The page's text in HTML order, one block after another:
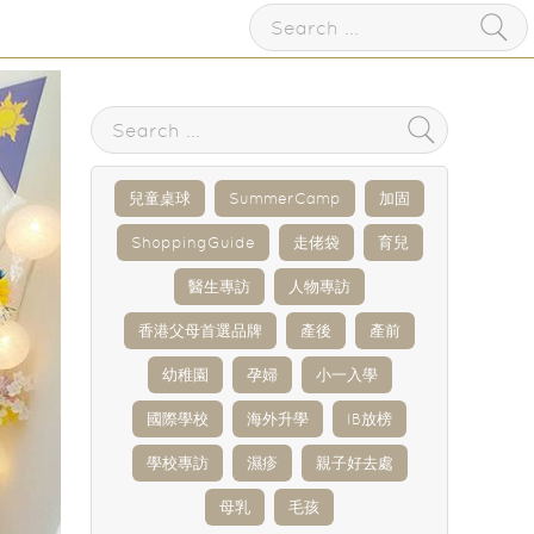
兒童桌球 SummerCamp 加固
ShoppingGuide 走佬袋 育兒
醫生專訪 人物專訪
香港父母首選品牌 產後 產前
幼稚園 孕婦 小一入學
國際學校 海外升學 IB放榜
學校專訪 濕疹 親子好去處
母乳 毛孩